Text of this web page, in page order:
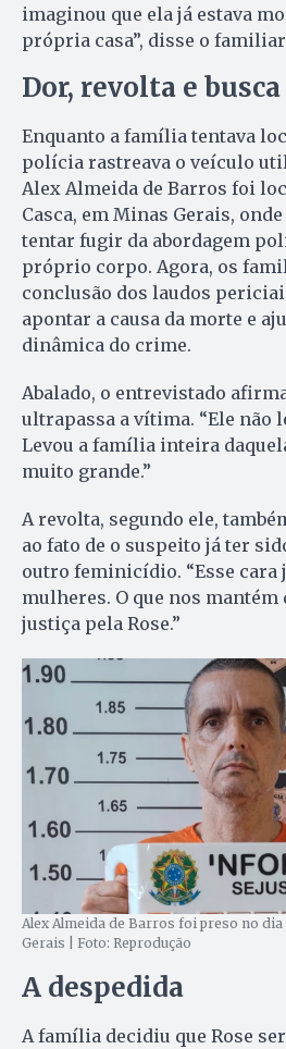
imaginou que ela já estava
própria casa”, disse o
Dor, revolta e
Enquanto a família tentava
polícia rastreava o veículo
Alex Almeida de Barros foi
Casca, em Minas Gerais,
tentar fugir da abordagem
próprio corpo. Agora, os
conclusão dos laudos
apontar a causa da morte e
dinâmica do crime.
Abalado, o entrevistado
ultrapassa a vítima. “Ele não
Levou a família inteira
muito grande.”
A revolta, segundo ele,
ao fato de o suspeito já ter
outro feminicídio. “Esse cara
mulheres. O que nos mantém
justiça pela Rose.”
Alex Almeida de Barros foi preso no dia
Gerais | Foto: Reprodução
A despedida
A família decidiu que Rose